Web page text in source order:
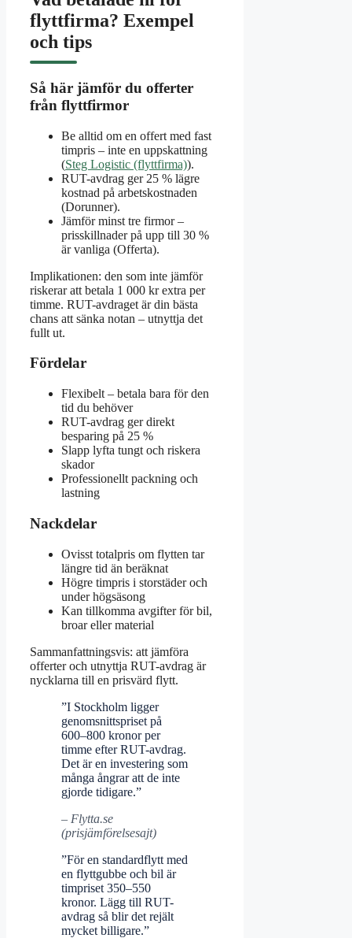
flyttfirma? Exempel
och tips
Så här jämför du offerter
från flyttfirmor
Be alltid om en offert med fast
timpris – inte en uppskattning
(Steg Logistic (flyttfirma)).
RUT-avdrag ger 25 % lägre
kostnad på arbetskostnaden
(Dorunner).
Jämför minst tre firmor –
prisskillnader på upp till 30 %
är vanliga (Offerta).
Implikationen: den som inte jämför
riskerar att betala 1 000 kr extra per
timme. RUT-avdraget är din bästa
chans att sänka notan – utnyttja det
fullt ut.
Fördelar
Flexibelt – betala bara för den
tid du behöver
RUT-avdrag ger direkt
besparing på 25 %
Slapp lyfta tungt och riskera
skador
Professionellt packning och
lastning
Nackdelar
Ovisst totalpris om flytten tar
längre tid än beräknat
Högre timpris i storstäder och
under högsäsong
Kan tillkomma avgifter för bil,
broar eller material
Sammanfattningsvis: att jämföra
offerter och utnyttja RUT-avdrag är
nycklarna till en prisvärd flytt.
”I Stockholm ligger
genomsnittspriset på
600–800 kronor per
timme efter RUT-avdrag.
Det är en investering som
många ångrar att de inte
gjorde tidigare.”
– Flytta.se
(prisjämförelsesajt)
”För en standardflytt med
en flyttgubbe och bil är
timpriset 350–550
kronor. Lägg till RUT-
avdrag så blir det rejält
mycket billigare.”